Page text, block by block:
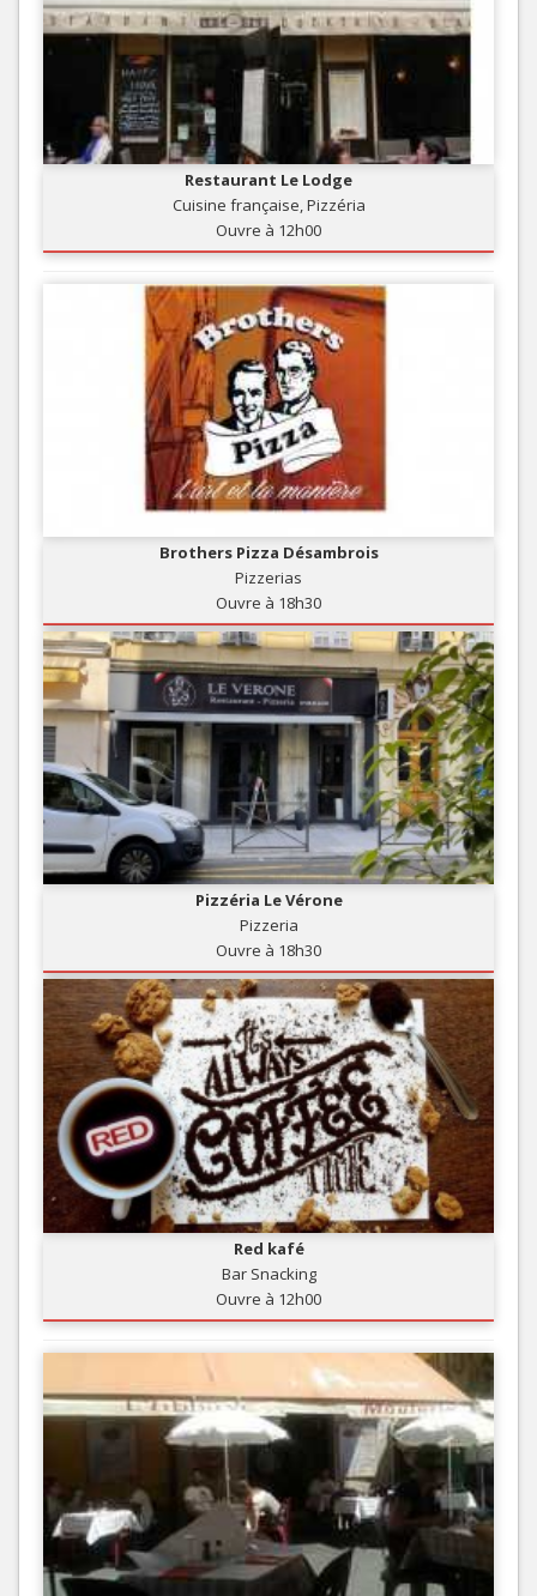
Restaurant Le Lodge
Cuisine française, Pizzéria
Ouvre à 12h00
Brothers Pizza Désambrois
Pizzerias
Ouvre à 18h30
Pizzéria Le Vérone
Pizzeria
Ouvre à 18h30
Red kafé
Bar Snacking
Ouvre à 12h00